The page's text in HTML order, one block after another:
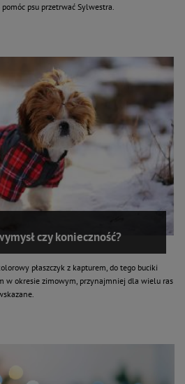
psu przetrwać Sylwestra.
czy konieczność?
płaszczyk z kapturem, do tego buciki
w okresie zimowym, przynajmniej dla wielu ras